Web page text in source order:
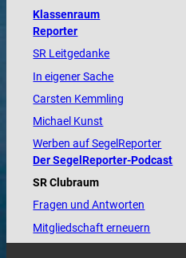
Klassenraum
Reporter
SR Leitgedanke
In eigener Sache
Carsten Kemmling
Michael Kunst
Werben auf SegelReporter
Der SegelReporter-Podcast
SR Clubraum
Fragen und Antworten
Mitgliedschaft erneuern